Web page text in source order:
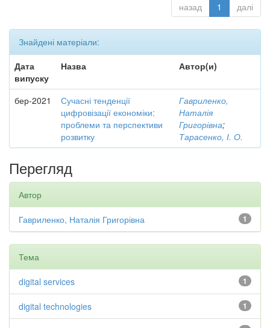
назад 1 далі
Знайдені матеріали:
Дата
випуску
Назва Автор(и)
бер-2021
Сучасні тенденції
цифровізації економіки:
проблеми та перспективи
розвитку
Гавриленко,
Наталія
Григорівна;
Тарасенко, І. О.
Перегляд
Автор
1
Гавриленко, Наталія Григорівна
Тема
1
digital services
1
digital technologies